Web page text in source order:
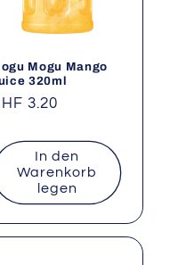
Mogu Mango
320ml
3.20
In den
Warenkorb
legen